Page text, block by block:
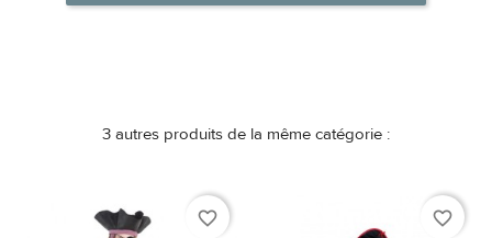
3 autres produits de la même catégorie :
favorite_border favorite_border